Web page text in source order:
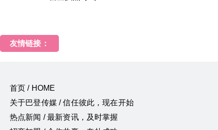
友情链接：
首页 / HOME
关于巴登传媒 / 信任彼此，现在开始
热点新闻 / 最新资讯，及时掌握